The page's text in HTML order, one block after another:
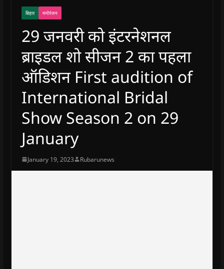
बिहार मनोरंजन
29 जनवरी को इंटरनेशनल
ब्राइडल शो सीजन 2 का पहला
ऑडिशन First audition of
International Bridal
Show Season 2 on 29
January
January 19, 2023 Rubarunews